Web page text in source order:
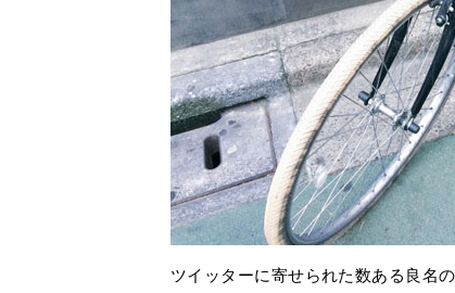
ツイッターに寄せられた数ある良名